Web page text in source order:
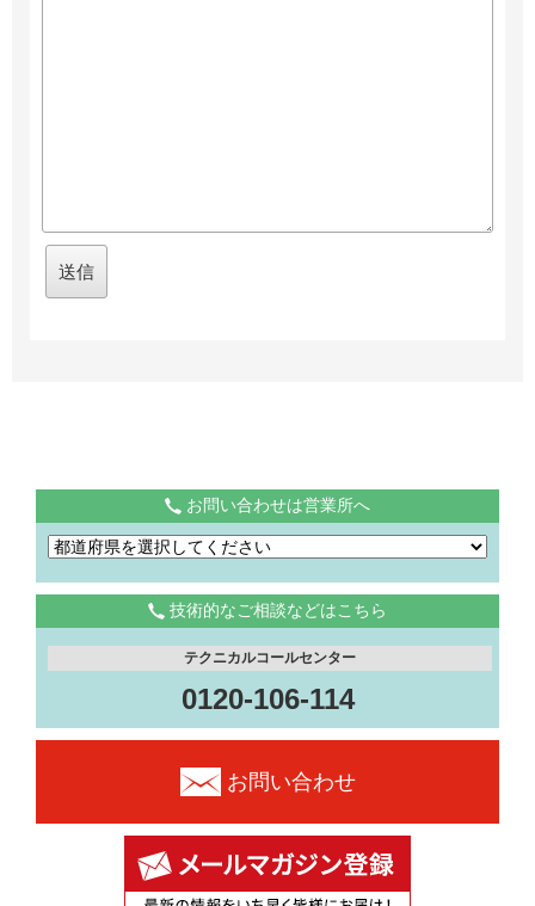
お問い合わせは営業所へ
技術的なご相談などはこちら
テクニカルコールセンター
0120-106-114
お問い合わせ